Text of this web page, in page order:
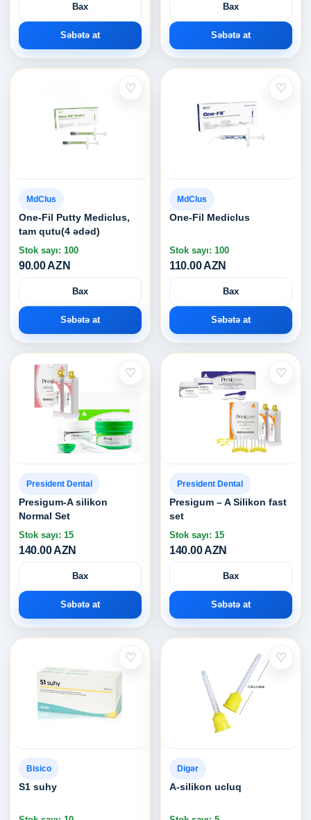
Bax
Səbətə at
Bax
Səbətə at
♡
MdClus
One-Fil Putty Mediclus,
tam qutu(4 ədəd)
Stok sayı: 100
90.00 AZN
Bax
Səbətə at
♡
MdClus
One-Fil Mediclus
Stok sayı: 100
110.00 AZN
Bax
Səbətə at
♡
President Dental
Presigum-A silikon
Normal Set
Stok sayı: 15
140.00 AZN
Bax
Səbətə at
♡
President Dental
Presigum – A Silikon fast
set
Stok sayı: 15
140.00 AZN
Bax
Səbətə at
♡
Bisico
S1 suhy
♡
Digər
A-silikon ucluq